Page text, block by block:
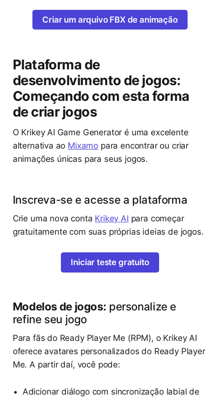
Criar um arquivo FBX de animação
Plataforma de
desenvolvimento de jogos:
Começando com esta forma
de criar jogos
O Krikey AI Game Generator é uma excelente
alternativa ao Mixamo para encontrar ou criar
animações únicas para seus jogos.
Inscreva-se e acesse a plataforma
Crie uma nova conta Krikey AI para começar
gratuitamente com suas próprias ideias de jogos.
Iniciar teste gratuito
Modelos de jogos: personalize e
refine seu jogo
Para fãs do Ready Player Me (RPM), o Krikey AI
oferece avatares personalizados do Ready Player
Me. A partir daí, você pode:
Adicionar diálogo com sincronização labial de